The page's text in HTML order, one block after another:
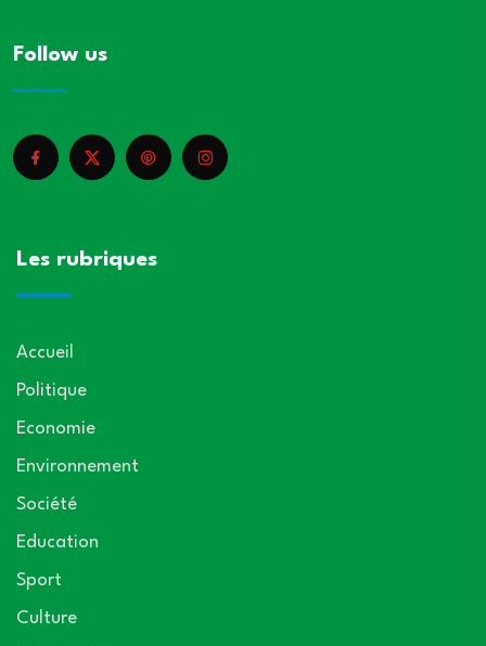
Follow us
Les rubriques
Accueil
Politique
Economie
Environnement
Société
Education
Sport
Culture